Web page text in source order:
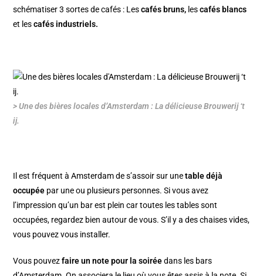
schématiser 3 sortes de cafés : Lescafés bruns, lescafés blancs
et lescafés industriels.
> Une des bières locales d’Amsterdam : La délicieuse Brouwerij ‘t
ij.
Il est fréquent à Amsterdam de s’assoir sur unetable déjà
occupée par une ou plusieurs personnes. Si vous avez
l’impression qu’un bar est plein car toutes les tables sont
occupées, regardez bien autour de vous. S’il y a des chaises vides,
vous pouvez vous installer.
Vous pouvezfaire un note pour la soiréedans les bars